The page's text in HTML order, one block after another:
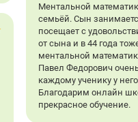
Ментальной
семьёй. Сын
посещает с
от сына и в 44 года
ментальной
Павел Федорович
каждому ученику у
Благодарим онлайн
прекрасное обучение.